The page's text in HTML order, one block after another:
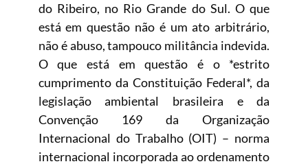
do Ribeiro, no Rio Grande do Sul. O que
está em questão não é um ato arbitrário,
não é abuso, tampouco militância indevida.
O que está em questão é o *estrito
cumprimento da Constituição Federal*, da
legislação ambiental brasileira e da
Convenção 169 da Organização
Internacional do Trabalho (OIT) – norma
internacional incorporada ao ordenamento